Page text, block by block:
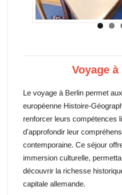
Voyage
Le voyage à Berlin permet
européenne Histoire-
renforcer leurs compétences
d'approfondir leur
contemporaine. Ce séjour
immersion culturelle,
découvrir la richesse
capitale allemande.